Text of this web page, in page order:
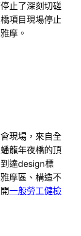
止了深刻切磋
項目現場停止
摩。
現場，來自全
龍年夜橋的頂
達design標
摩區、構造不
一般勞工健檢